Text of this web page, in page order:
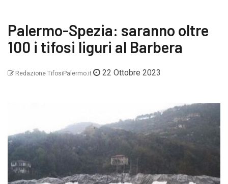
Palermo-Spezia: saranno oltre
100 i tifosi liguri al Barbera
Redazione TifosiPalermo.it 22 Ottobre 2023